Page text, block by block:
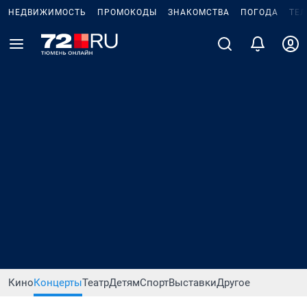
НЕДВИЖИМОСТЬ ПРОМОКОДЫ ЗНАКОМСТВА ПОГОДА
КиноКонцертыТеатрДетямСпортВыставкиДругое